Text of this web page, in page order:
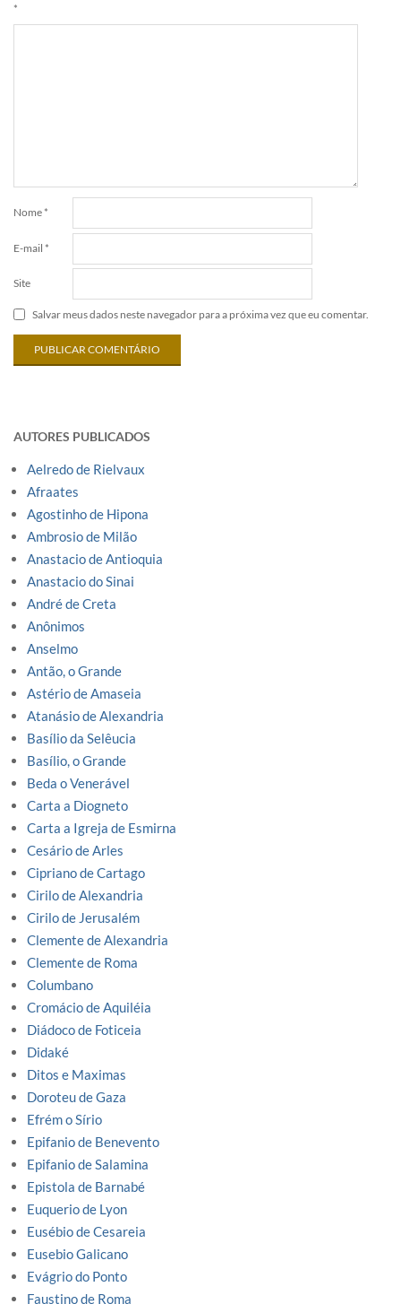
*
Nome *
E-mail *
Site
Salvar meus dados neste navegador para a próxima vez que eu comentar.
AUTORES PUBLICADOS
Aelredo de Rielvaux
Afraates
Agostinho de Hipona
Ambrosio de Milão
Anastacio de Antioquia
Anastacio do Sinai
André de Creta
Anônimos
Anselmo
Antão, o Grande
Astério de Amaseia
Atanásio de Alexandria
Basílio da Selêucia
Basílio, o Grande
Beda o Venerável
Carta a Diogneto
Carta a Igreja de Esmirna
Cesário de Arles
Cipriano de Cartago
Cirilo de Alexandria
Cirilo de Jerusalém
Clemente de Alexandria
Clemente de Roma
Columbano
Cromácio de Aquiléia
Diádoco de Foticeia
Didaké
Ditos e Maximas
Doroteu de Gaza
Efrém o Sírio
Epifanio de Benevento
Epifanio de Salamina
Epistola de Barnabé
Euquerio de Lyon
Eusébio de Cesareia
Eusebio Galicano
Evágrio do Ponto
Faustino de Roma